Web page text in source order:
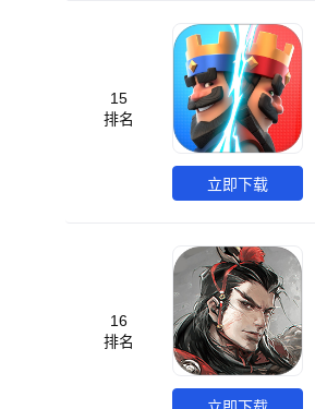
15
排名
立即下载
16
排名